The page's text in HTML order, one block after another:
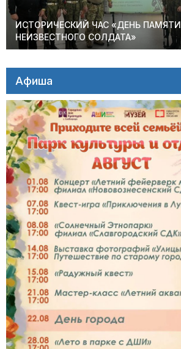
ИСТОРИЧЕСКИЙ ЧАС «ДЕНЬ ПАМЯТИ
НЕИЗВЕСТНОГО СОЛДАТА»
Афиша